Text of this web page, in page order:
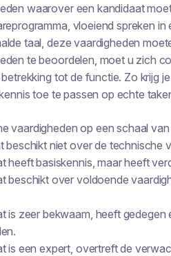
waarover een kandidaat
vloeiend spreken
taal, deze vaardigheden
te beoordelen, moet u zich
tot de functie. Zo krijg
toe te passen op echte
vaardigheden op een schaal van
beschikt niet over de technische
heeft basiskennis, maar heeft
beschikt over voldoende
is zeer bekwaam, heeft
is een expert, overtreft de